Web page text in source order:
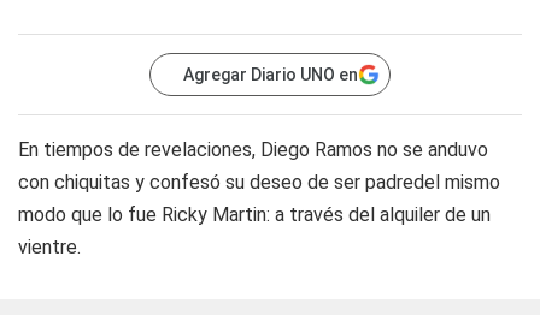
Agregar Diario UNO en
En tiempos de revelaciones, Diego Ramos no se anduvo
con chiquitas y confesó su deseo de ser padredel mismo
modo que lo fue Ricky Martin: a través del alquiler de un
vientre.